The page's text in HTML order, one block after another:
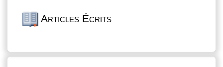
Articles Écrits